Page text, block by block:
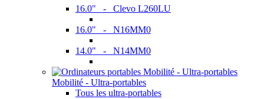
16.0" - Clevo L260LU
16.0" - N16MM0
14.0" - N14MM0
Mobilité - Ultra-portables
Tous les ultra-portables